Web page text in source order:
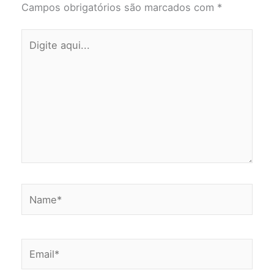
Campos obrigatórios são marcados com *
aqui...